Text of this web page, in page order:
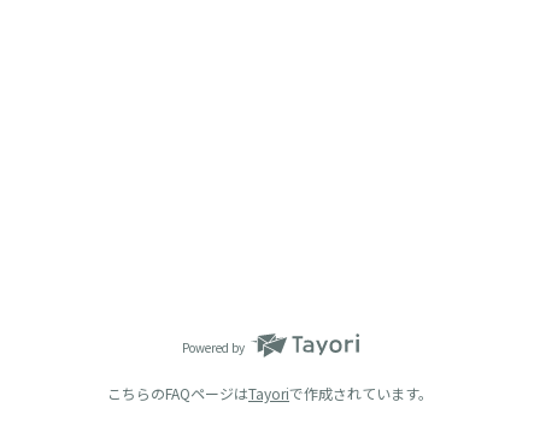
Powered by
こちらのFAQページはTayoriで作成されています。